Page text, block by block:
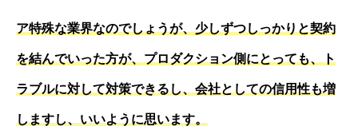
ア特殊な業界なのでしょうが、少しずつしっかりと契約
を結んでいった方が、プロダクション側にとっても、ト
ラブルに対して対策できるし、会社としての信用性も増
しますし、いいように思います。